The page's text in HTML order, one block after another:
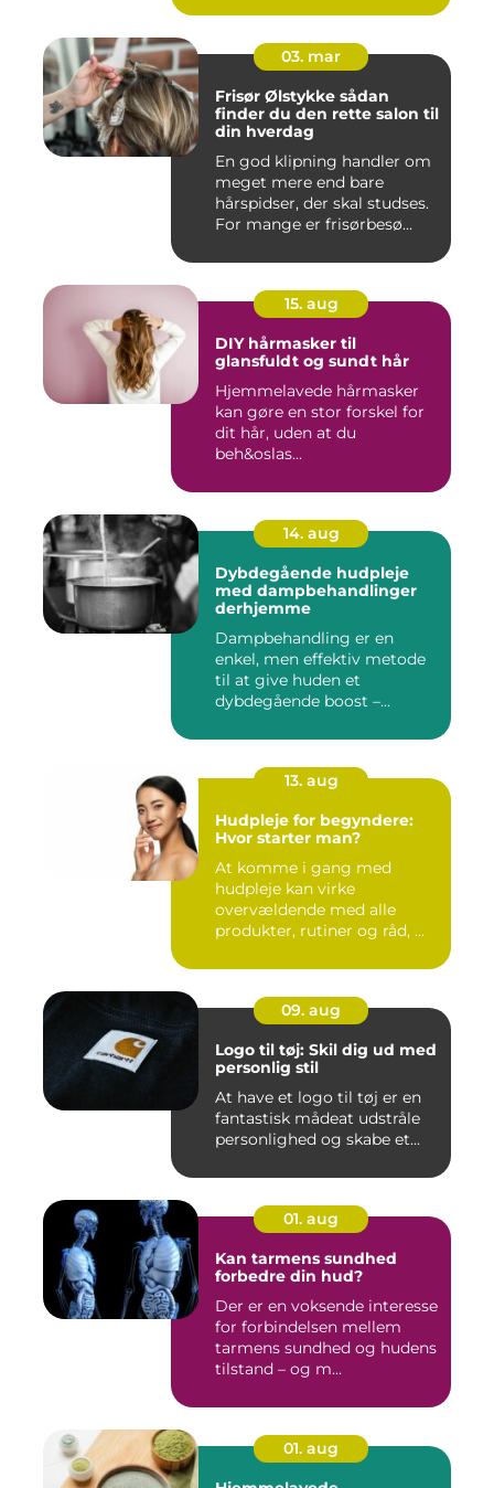
03. mar
Frisør Ølstykke sådan
finder du den rette salon til
din hverdag
En god klipning handler om
meget mere end bare
hårspidser, der skal studses.
For mange er frisørbesø...
15. aug
DIY hårmasker til
glansfuldt og sundt hår
Hjemmelavede hårmasker
kan gøre en stor forskel for
dit hår, uden at du
beh&oslas...
14. aug
Dybdegående hudpleje
med dampbehandlinger
derhjemme
Dampbehandling er en
enkel, men effektiv metode
til at give huden et
dybdegående boost –...
13. aug
Hudpleje for begyndere:
Hvor starter man?
At komme i gang med
hudpleje kan virke
overvældende med alle
produkter, rutiner og råd, ...
09. aug
Logo til tøj: Skil dig ud med
personlig stil
At have et logo til tøj er en
fantastisk mådeat udstråle
personlighed og skabe et...
01. aug
Kan tarmens sundhed
forbedre din hud?
Der er en voksende interesse
for forbindelsen mellem
tarmens sundhed og hudens
tilstand – og m...
01. aug